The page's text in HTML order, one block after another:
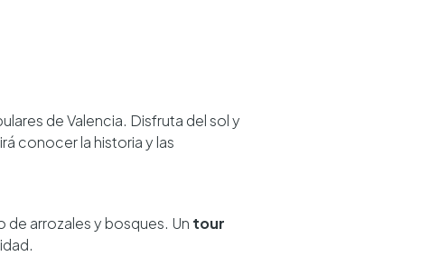
de Valencia. Disfruta del sol y
conocer la historia y las
de arrozales y bosques. Un tour